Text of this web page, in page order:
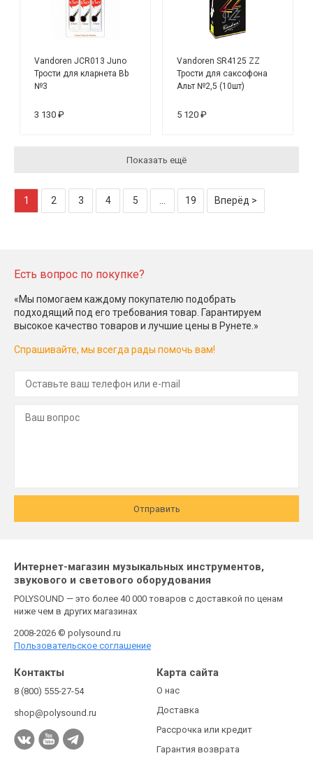
Vandoren JCR013 Juno
Трости для кларнета Bb
№3
3 130 ₽
Vandoren SR4125 ZZ
Трости для саксофона
Альт №2,5 (10шт)
5 120 ₽
Показать ещё
1 2 3 4 5 19 Вперёд >
Есть вопрос по покупке?
«Мы помогаем каждому покупателю подобрать
подходящий под его требования товар. Гарантируем
высокое качество товаров и лучшие цены в Рунете.»
Спрашивайте, мы всегда рады помочь вам!
Отправить
Интернет-магазин музыкальных инструментов,
звукового и светового оборудования
POLYSOUND — это более 40 000 товаров с доставкой по ценам
ниже чем в других магазинах
2008-2026 © polysound.ru
Пользовательское соглашение
Контакты
8 (800) 555-27-54
shop@polysound.ru
Карта сайта
О нас
Доставка
Рассрочка или кредит
Гарантия возврата